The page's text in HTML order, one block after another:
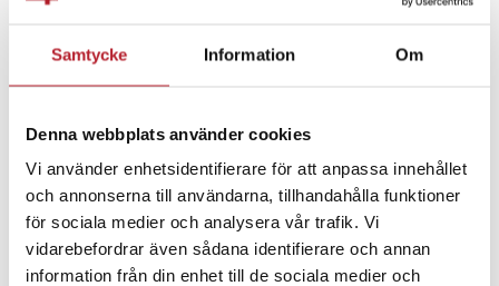
Samtycke Information Om
Denna webbplats använder cookies
Vi använder enhetsidentifierare för att anpassa innehållet
och annonserna till användarna, tillhandahålla funktioner
för sociala medier och analysera vår trafik. Vi
vidarebefordrar även sådana identifierare och annan
information från din enhet till de sociala medier och
- Design: Ankelhög, med nedvikbar krage
Artikelnummer:124530
Hem & Trädgård
Mors Dag Presenter Mode & Accessoarer
Tofflor Fårskinnstofflor